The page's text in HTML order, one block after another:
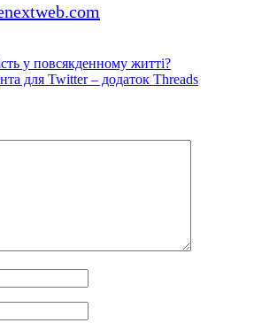
у повсякденному житті?
для Twitter – додаток Threads